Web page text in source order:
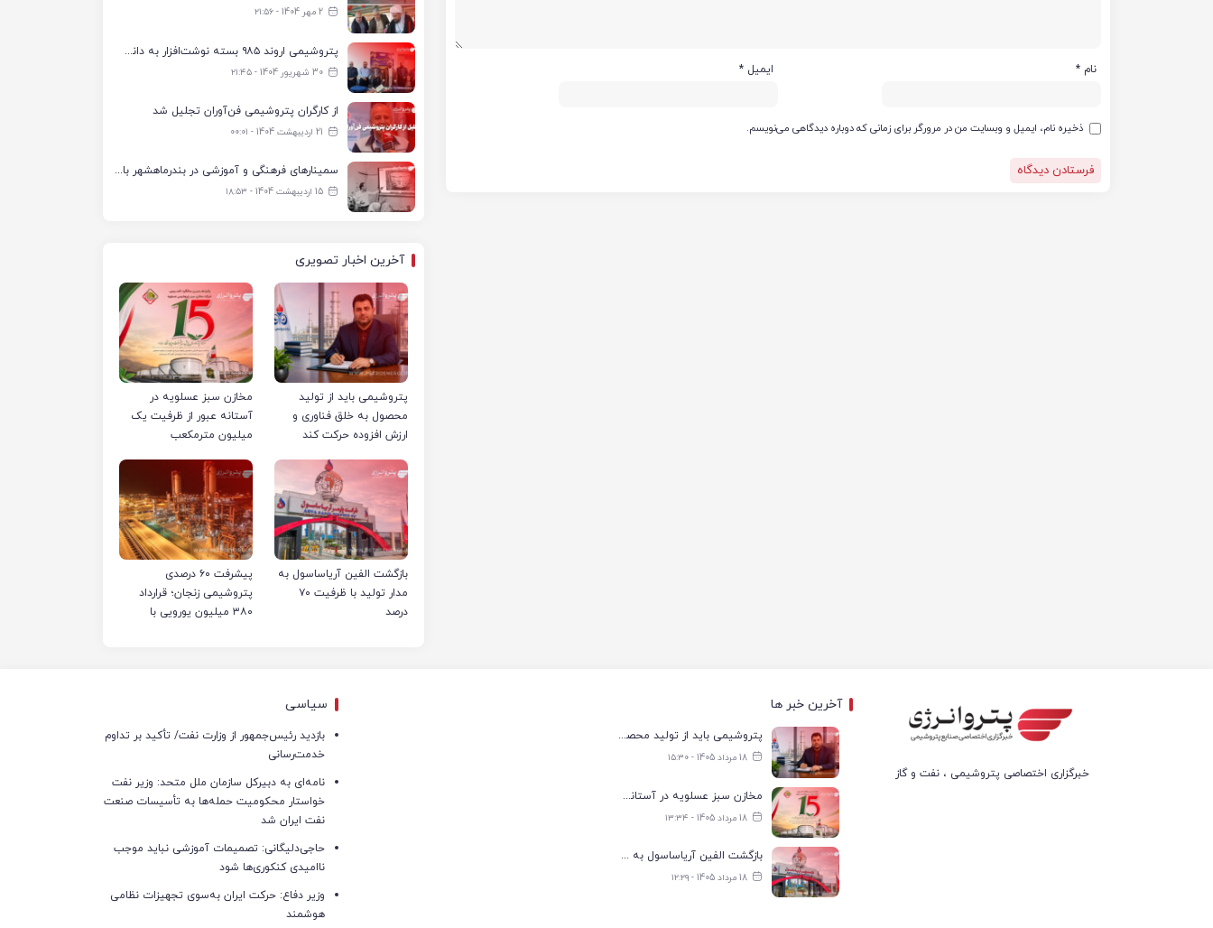
نام * ایمیل *
ذخیره نام، ایمیل و وبسایت من در مرورگر برای زمانی که دوباره دیدگاهی می‌نویسم.
2 مهر 1404 - ۲۱:۵۶
پتروشیمی اروند ۹۸۵ بسته نوشت‌افزار به دانش‌آموزان تحت پوشش کمیته امداد بندرماهشهر اهدا کرد
30 شهریور 1404 - ۲۱:۴۵
از کارگران پتروشیمی فن‌آوران تجلیل شد
21 اردیبهشت 1404 - ۰۰:۰۱
سمینارهای فرهنگی و آموزشی در بندرماهشهر با همکاری فرهنگ‌سرای پتروشیمی مارون
15 اردیبهشت 1404 - ۱۸:۵۳
آخرین اخبار تصویری
پتروشیمی باید از تولید
محصول به خلق فناوری و
ارزش افزوده حرکت کند
مخازن سبز عسلویه در
آستانه عبور از ظرفیت یک
میلیون مترمکعب
بازگشت الفین آریاساسول به
مدار تولید با ظرفیت ۷۰
درصد
پیشرفت ۶۰ درصدی
پتروشیمی زنجان؛ قرارداد
۳۸۰ میلیون یورویی با
خبرگزاری اختصاصی پتروشیمی ، نفت و گاز
آخرین خبر ها
پتروشیمی باید از تولید محصول به خلق فناوری و ارزش افزوده حرکت کند
18 مرداد 1405 - ۱۵:۳۰
مخازن سبز عسلویه در آستانه عبور از ظرفیت یک میلیون مترمکعب
18 مرداد 1405 - ۱۳:۳۴
بازگشت الفین آریاساسول به مدار تولید با ظرفیت ۷۰ درصد
18 مرداد 1405 - ۱۲:۲۹
سیاسی
بازدید رئیس‌جمهور از وزارت نفت/ تأکید بر تداوم
خدمت‌رسانی
نامه‌ای به دبیرکل سازمان ملل متحد: وزیر نفت
خواستار محکومیت حمله‌ها به تأسیسات صنعت
نفت ایران شد
حاجی‌دلیگانی: تصمیمات آموزشی نباید موجب
ناامیدی کنکوری‌ها شود
وزیر دفاع: حرکت ایران به‌سوی تجهیزات نظامی
هوشمند